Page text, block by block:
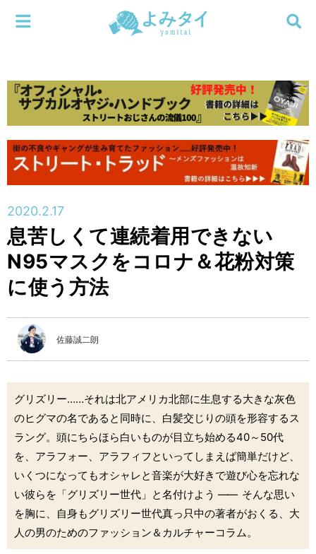
新着
連載
新刊
特集
編集部
検索する
メニューを閉じる
2020.2.17
息苦しくて連続着用できない
N95マスクをコロナ＆花粉対策
に使う方法
佐藤誠二朗
グリズリー……それは北アメリカ北部に生息する大きな灰色
のヒグマの名であると同時に、白髪交じりの頭を形容するス
ラング。頭にちらほら白いものが目立ち始める40～50代
を、アラフォー、アラフィフといってしまえば簡単だけど、
いくつになってもオシャレと音楽が大好きで遊び心を忘れな
い彼らを「グリズリー世代」と名付けよう ―― そんな思い
を胸に、自身もグリズリー世代真っ只中の著者がおくる、大
人の男のためのファッション＆カルチャーコラム。